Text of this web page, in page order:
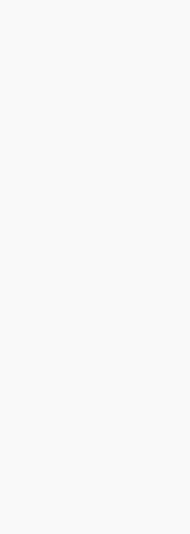
）成立75周年，房协与六位本地
屋邨呈献公共艺术项目。部分艺
造，将废物转化成为艺术，在减
发展理念注入社区。计划亦透过
流，携手创作属于屋邨的艺术作